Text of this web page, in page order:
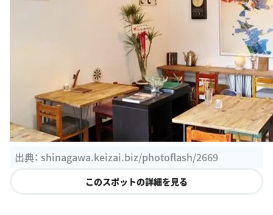
出典：shinagawa.keizai.biz/photoflash/2669